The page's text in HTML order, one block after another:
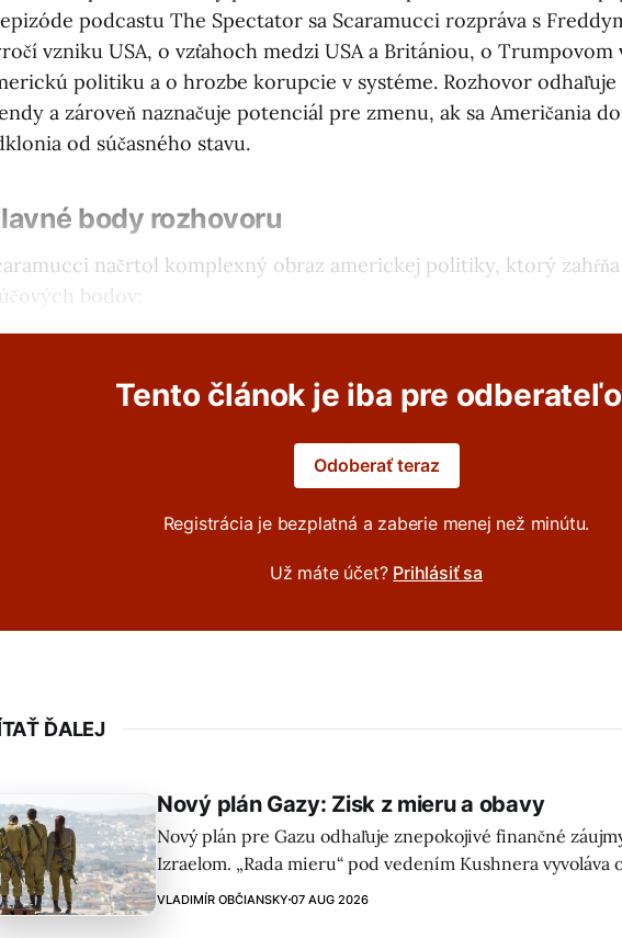
podcastu The Spectator sa Scaramucci rozpráva s
vzniku USA, o vzťahoch medzi USA a Britániou, o Trumpovom
politiku a o hrozbe korupcie v systéme. Rozhovor
a zároveň naznačuje potenciál pre zmenu, ak sa Američania
od súčasného stavu.
body rozhovoru
načrtol komplexný obraz americkej politiky, ktorý
bodov:
Tento článok je iba pre
Odoberať teraz
Registrácia je bezplatná a zaberie menej než minútu.
Už máte účet? Prihlásiť sa
ĎALEJ
Nový plán Gazy: Zisk z mieru a obavy
Nový plán pre Gazu odhaľuje znepokojivé finančné
Izraelom. „Rada mieru“ pod vedením Kushnera vyvoláva
transparentnosti, vplyve súkromných vojenských
VLADIMÍR OBČIANSKY 07 AUG 2026